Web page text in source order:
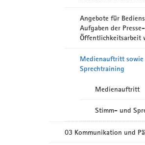
Angebote für
Aufgaben der
Öffentlichkeitsarbeit
Medienauftritt
Sprechtraining
Medienauftritt
Stimm- und
03 Kommunikation und